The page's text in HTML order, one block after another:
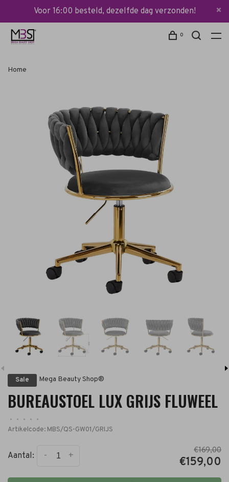
Voor 16:00 besteld, dezelfde dag verzonden!
0
Home
Sale Mega Beauty Shop®
BUREAUSTOEL LUX GRIJS FLUWEEL
• • • •
•
Artikelcode: MBS/QS-GW01/GRIJS
Aantal: +
-
€169,00
€159,00